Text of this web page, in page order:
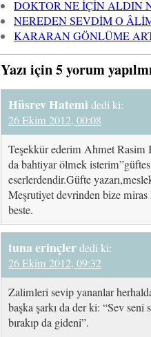
DOKTOR NE İÇİN ALDIN
NEREDEN SEVDİM O
KARARAN GÖNLÜME
Yazı için 5 yorum
Hüsrev Hatemi dedi ki:
26 Ekim 2012, 00:08
Teşekkür ederim Ahmet Rasim
da bahtiyar ölmek
eserlerdendir.Güfte
Meşrutiyet devrinden bize
beste.
tuna erinçlerdedi ki:
26 Ekim 2012, 09:32
Zalimleri sevip yananlar
başka şarkı da der ki: “Sev
bırakıp da gideni”.